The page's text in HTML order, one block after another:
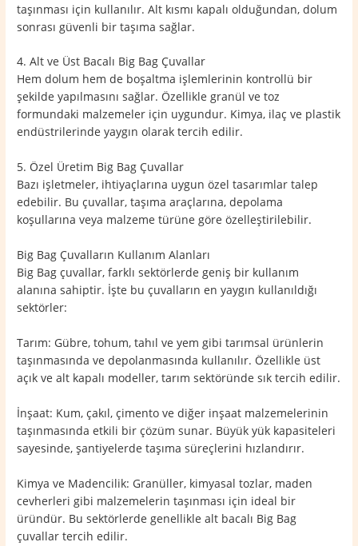
taşınması için kullanılır. Alt kısmı kapalı olduğundan, dolum
sonrası güvenli bir taşıma sağlar.
4. Alt ve Üst Bacalı Big Bag Çuvallar
Hem dolum hem de boşaltma işlemlerinin kontrollü bir
şekilde yapılmasını sağlar. Özellikle granül ve toz
formundaki malzemeler için uygundur. Kimya, ilaç ve plastik
endüstrilerinde yaygın olarak tercih edilir.
5. Özel Üretim Big Bag Çuvallar
Bazı işletmeler, ihtiyaçlarına uygun özel tasarımlar talep
edebilir. Bu çuvallar, taşıma araçlarına, depolama
koşullarına veya malzeme türüne göre özelleştirilebilir.
Big Bag Çuvalların Kullanım Alanları
Big Bag çuvallar, farklı sektörlerde geniş bir kullanım
alanına sahiptir. İşte bu çuvalların en yaygın kullanıldığı
sektörler:
Tarım: Gübre, tohum, tahıl ve yem gibi tarımsal ürünlerin
taşınmasında ve depolanmasında kullanılır. Özellikle üst
açık ve alt kapalı modeller, tarım sektöründe sık tercih edilir.
İnşaat: Kum, çakıl, çimento ve diğer inşaat malzemelerinin
taşınmasında etkili bir çözüm sunar. Büyük yük kapasiteleri
sayesinde, şantiyelerde taşıma süreçlerini hızlandırır.
Kimya ve Madencilik: Granüller, kimyasal tozlar, maden
cevherleri gibi malzemelerin taşınması için ideal bir
üründür. Bu sektörlerde genellikle alt bacalı Big Bag
çuvallar tercih edilir.